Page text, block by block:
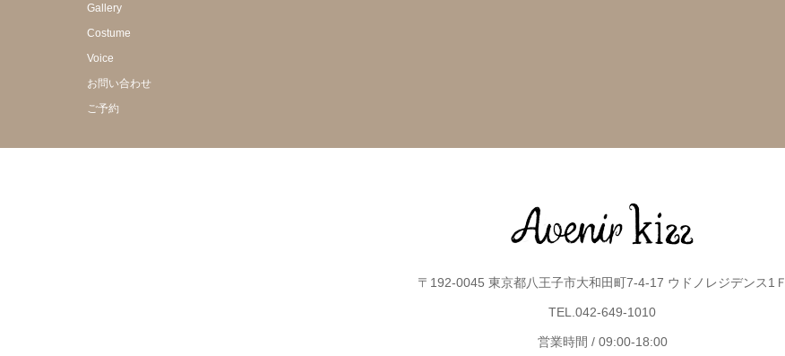
Gallery
Costume
Voice
お問い合わせ
ご予約
〒192-0045 東京都八王子市大和田町7-4-17 ウドノレジデンス1Ｆ
TEL.042-649-1010
営業時間 / 09:00-18:00